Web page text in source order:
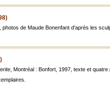
photos de Maude Bonenfant d'après les
, Montréal : Bonfort, 1997, texte et quatre